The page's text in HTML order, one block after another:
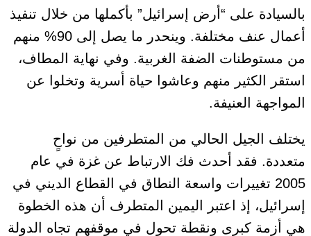
بالسيادة على “أرض إسرائيل” بأكملها من خلال تنفيذ
أعمال عنف مختلفة.
وينحدر ما يصل إلى 90% منهم
من مستوطنات الضفة الغربية. وفي نهاية المطاف،
استقر
الكثير
منهم وعاشوا حياة أسرية وتخلوا عن
المواجهة العنيفة.
يختلف الجيل الحالي من المتطرفين من نواحٍ
متعددة. فقد أحدث فك الارتباط عن غزة في عام
2005 تغييرات واسعة النطاق في القطاع الديني في
إسرائيل، إذ اعتبر اليمين المتطرف أن هذه الخطوة
هي أزمة كبرى ونقطة تحول في موقفهم تجاه الدولة